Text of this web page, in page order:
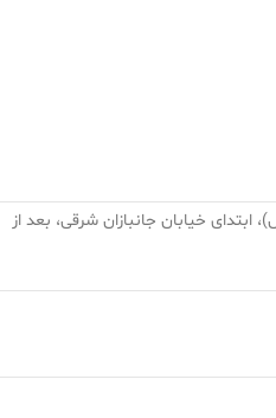
خیابان جانبازان شرقی، بعد از